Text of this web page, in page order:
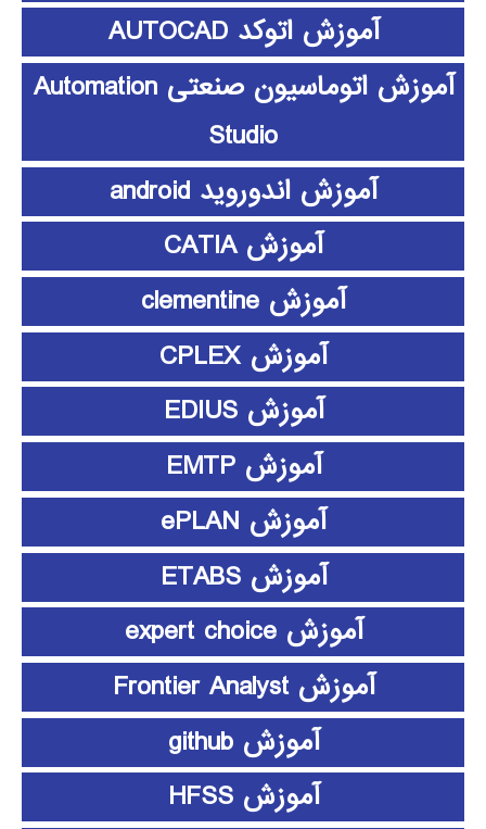
آموزش اتوکد AUTOCAD
آموزش اتوماسیون صنعتی Automation
Studio
آموزش اندوروید android
آموزش CATIA
آموزش clementine
آموزش CPLEX
آموزش EDIUS
آموزش EMTP
آموزش ePLAN
آموزش ETABS
آموزش expert choice
آموزش Frontier Analyst
آموزش github
آموزش HFSS